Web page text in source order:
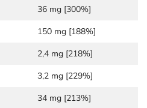
natürliches reines Coenzym
E, Beta-Carotin,
Magnesium und Selen.
zueiner umfassenden
36 mg [300%]
150 mg [188%]
2,4 mg [218%]
3,2 mg [229%]
34 mg [213%]